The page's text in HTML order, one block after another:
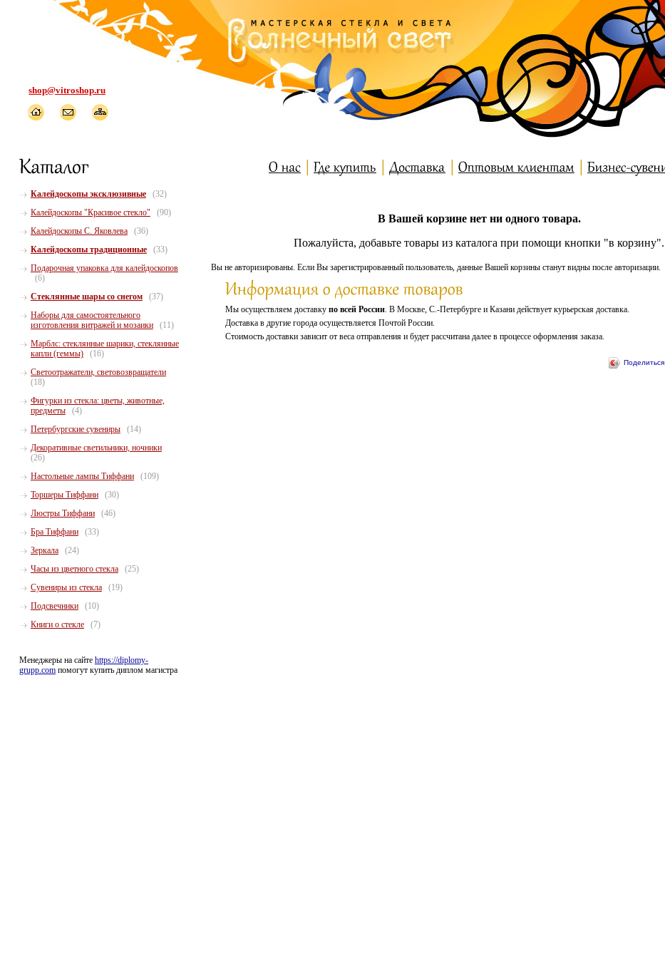
shop@vitroshop.ru
В Вашей корзине нет ни одного товара.
Пожалуйста, добавьте товары из каталога при помощи кнопки "в корзину".
Вы не авторизированы. Если Вы зарегистрированный пользователь, данные Вашей корзины станут видны после авторизации.
Мы осуществляем доставку по всей России. В Москве, С.-Петербурге и Казани действует курьерская доставка.
Доставка в другие города осуществляется Почтой России.
Стоимость доставки зависит от веса отправления и будет рассчитана далее в процессе оформления заказа.
Поделиться
Калейдоскопы эксклюзивные
(32)
Калейдоскопы "Красивое стекло"
(90)
Калейдоскопы С. Яковлева
(36)
Калейдоскопы традиционные
(33)
Подарочная упаковка для калейдоскопов
(6)
Стеклянные шары со снегом
(37)
Наборы для самостоятельного
изготовления витражей и мозаики
(11)
Марблс: стеклянные шарики, стеклянные
капли (геммы)
(16)
Светоотражатели, световозвращатели
(18)
Фигурки из стекла: цветы, животные,
предметы
(4)
Петербургские сувениры
(14)
Декоративные светильники, ночники
(26)
Настольные лампы Тиффани
(109)
Торшеры Тиффани
(30)
Люстры Тиффани
(46)
Бра Тиффани
(33)
Зеркала
(24)
Часы из цветного стекла
(25)
Сувениры из стекла
(19)
Подсвечники
(10)
Книги о стекле
(7)
Менеджеры на сайте https://diplomy-
grupp.comпомогут купить диплом магистра